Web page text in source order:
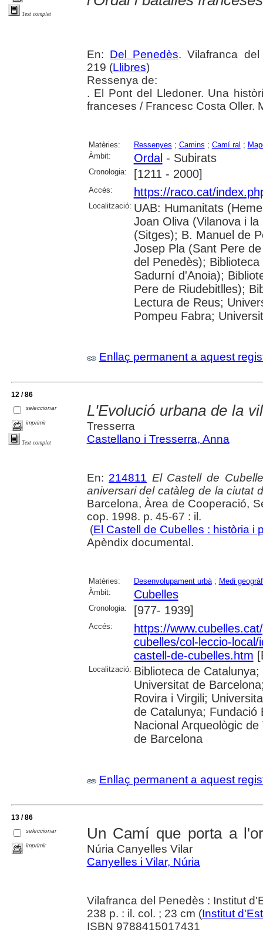
Text complet
En: Del Penedès. Vilafranca
219 (Llibres)
Ressenya de:
. El Pont del Lledoner. Una
franceses / Francesc Costa Oller.
Matèries: Ressenyes ; Camins ; Camí ral ;
Àmbit:
Ordal - Subirats
Cronologia: [1211 - 2000]
Accés: https://raco.cat/
Localització: UAB: Humanitats
Joan Oliva (Vilanova i
(Sitges); B. Manuel de
Josep Pla (Sant Pere
del Penedès);
Sadurní d'Anoia);
Pere de Riudebitlles);
Lectura de Reus;
Pompeu Fabra;
Enllaç permanent a aquest
12 / 86
seleccionar
imprimir
Text complet
L'Evolució urbana de la
Tresserra
Castellano i Tresserra, Anna
En: 214811 El Castell de
aniversari del catàleg de la ciutat
Barcelona, Àrea de Cooperació,
cop. 1998. p. 45-67 : il.
(El Castell de Cubelles : història i
Apèndix documental.
Matèries: Desenvolupament urbà; Medi
Àmbit:
Cubelles
Cronologia: [977- 1939]
Accés:
https://
cubelles/col-leccio-
castell-de-cubelles.htm
Localització: Biblioteca de
Universitat de
Rovira i Virgili;
de Catalunya; Fundació
Nacional Arqueològic
de Barcelona
Enllaç permanent a aquest
13 / 86
seleccionar
imprimir
Un Camí que porta a
Núria Canyelles Vilar
Canyelles i Vilar, Núria
Vilafranca del Penedès : Institut
238 p. : il. col. ; 23 cm (Institut
ISBN 9788415017431